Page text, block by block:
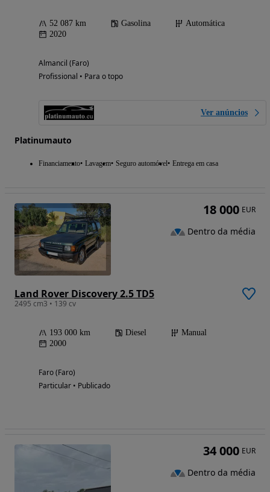
52 087 km Gasolina
Automática
2020
Almancil (Faro)
Profissional • Para o topo
Ver anúncios
Platinumauto
Financiamento Lavagem Seguro automóvel Entrega em casa
Land Rover Discovery 2.5 TD5
2495 cm3 • 139 cv
193 000 km Diesel
Manual
2000
Faro (Faro)
Particular • Publicado
18 000 EUR
Dentro da média
34 000 EUR
Dentro da média